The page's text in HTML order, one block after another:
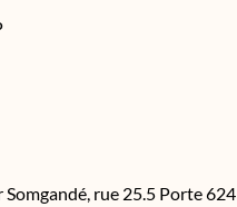
rue 25.5 Porte 624